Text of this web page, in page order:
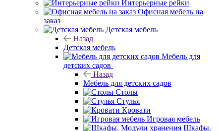
Интерьерные рейки
Офисная мебель на
заказ
Детская мебель
Назад
Детская мебель
Мебель для
детских садов
Назад
Мебель для детских садов
Столы
Стулья
Кровати
Игровая мебель
Шкафы.